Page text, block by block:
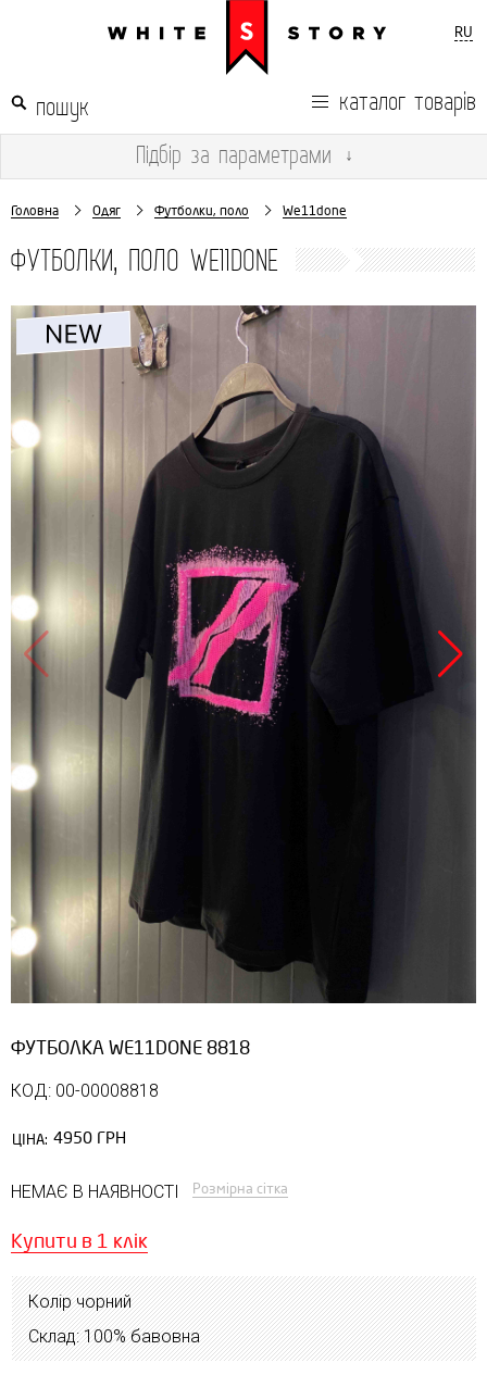
RU
каталог товарів
Підбір за параметрами ↓
Головна Одяг Футболки, поло We11done
ФУТБОЛКИ, ПОЛО WE11DONE
Продано
ФУТБОЛКА WE11DONE 8818
КОД: 00-00008818
ЦІНА: 4950 ГРН
НЕМАЄ В НАЯВНОСТІ Розмірна сітка
Купити в 1 клік
Колір чорний
Склад: 100% бавовна